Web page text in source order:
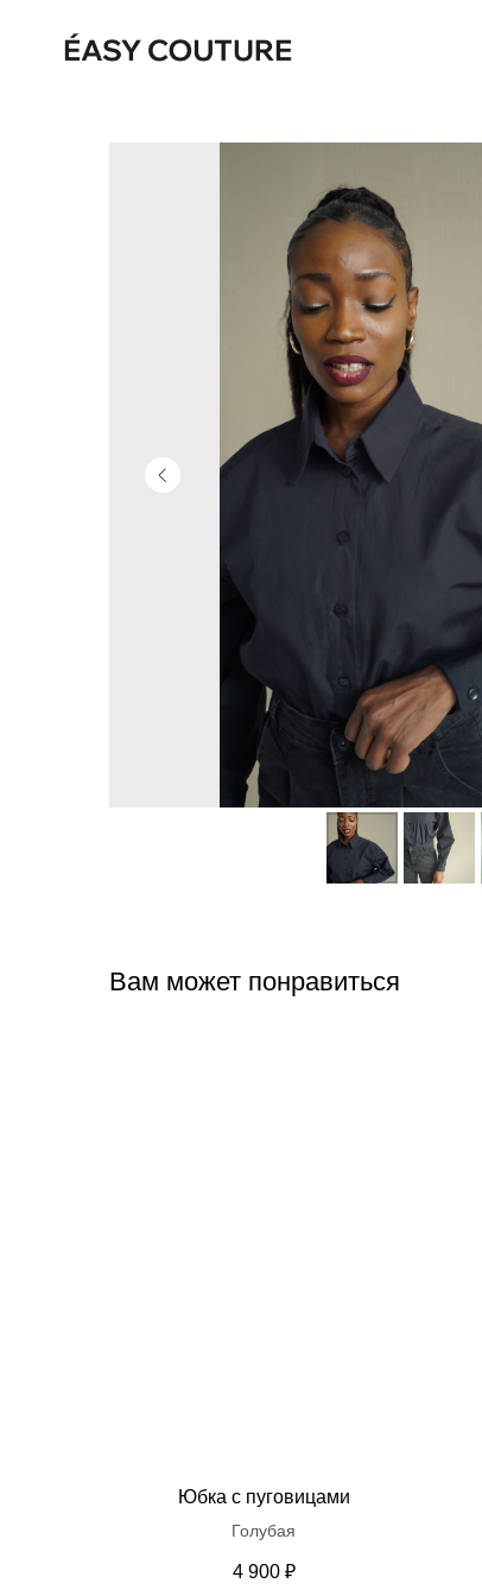
Вам может понравиться
Юбка с пуговицами
Голубая
4 900 ₽